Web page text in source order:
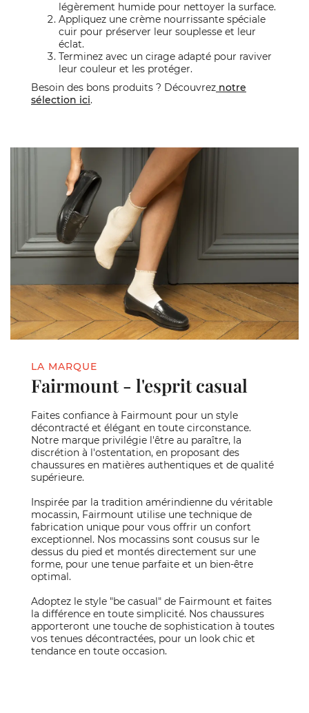
légèrement humide pour nettoyer la surface.
Appliquez une crème nourrissante spéciale
cuir pour préserver leur souplesse et leur
éclat.
Terminez avec un cirage adapté pour raviver
leur couleur et les protéger.
Besoin des bons produits ? Découvrez notre
sélection ici.
LA MARQUE
Fairmount - l'esprit casual
Faites confiance à Fairmount pour un style
décontracté et élégant en toute circonstance.
Notre marque privilégie l'être au paraître, la
discrétion à l'ostentation, en proposant des
chaussures en matières authentiques et de qualité
supérieure.
Inspirée par la tradition amérindienne du véritable
mocassin, Fairmount utilise une technique de
fabrication unique pour vous offrir un confort
exceptionnel. Nos mocassins sont cousus sur le
dessus du pied et montés directement sur une
forme, pour une tenue parfaite et un bien-être
optimal.
Adoptez le style "be casual" de Fairmount et faites
la différence en toute simplicité. Nos chaussures
apporteront une touche de sophistication à toutes
vos tenues décontractées, pour un look chic et
tendance en toute occasion.